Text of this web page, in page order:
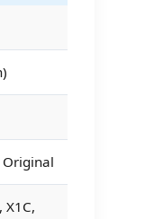
Original
X1C,